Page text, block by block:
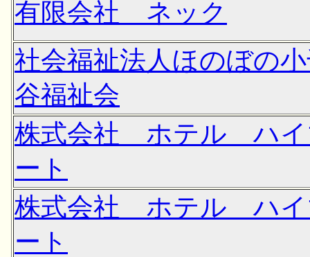
有限会社 ネック
社会福祉法人ほのぼの
谷福祉会
株式会社 ホテル ハイ
ート
株式会社 ホテル ハイ
ート